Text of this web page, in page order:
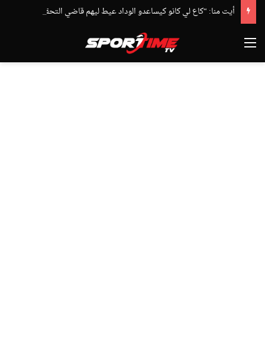
القائمة